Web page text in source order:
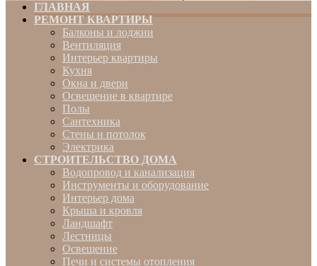
ГЛАВНАЯ
РЕМОНТ КВАРТИРЫ
Балконы и лоджии
Вентиляция
Интерьер квартиры
Кухня
Окна и двери
Освещение в квартире
Полы
Сантехника
Стены и потолок
Электрика
СТРОИТЕЛЬСТВО ДОМА
Водопровод и канализация
Инструменты и оборудование
Интерьер дома
Крыша и кровля
Ландшафт
Лестницы
Освещение
Печи и системы отопления